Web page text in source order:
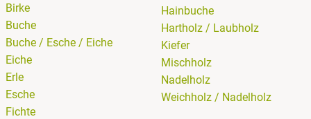
Birke
Buche
Buche / Esche / Eiche
Eiche
Erle
Esche
Fichte
Hainbuche
Hartholz / Laubholz
Kiefer
Mischholz
Nadelholz
Weichholz / Nadelholz